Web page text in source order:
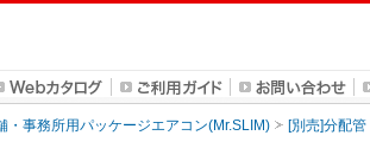
・事務所用パッケージエアコン(Mr.SLIM) [別売]分配管